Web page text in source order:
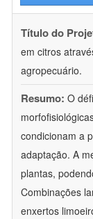
Título do
em citros
agropecuário.
Resumo: O
condicionam a
adaptação. A
plantas,
Combinações
enxertos